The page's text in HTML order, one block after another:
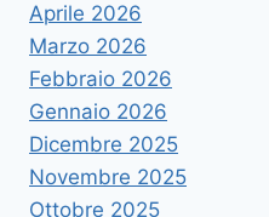
Aprile 2026
Marzo 2026
Febbraio 2026
Gennaio 2026
Dicembre 2025
Novembre 2025
Ottobre 2025